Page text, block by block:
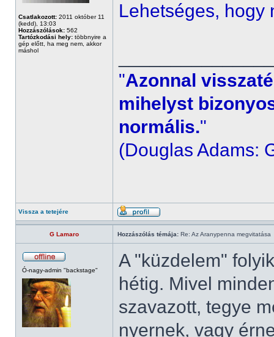
Csatlakozott: 2011 október 11
(kedd), 13:03
Hozzászólások: 562
Tartózkodási hely: többnyire a
gép előtt, ha meg nem, akkor
máshol
Lehetséges, hogy
"Azonnal
mihelyst
normális."
(Douglas Adams:
Vissza a tetejére
G Lamaro Hozzászólás témája: Re: Az Aranypenna megvitatása
Ó-nagy-admin "backstage"
A "küzdelem"
hétig. Mivel
szavazott, tegye
nyernek, vagy